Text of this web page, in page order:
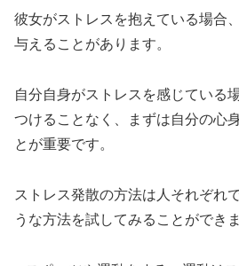
彼女がストレスを抱えている場合
与えることがあります。
自分自身がストレスを感じている
つけることなく、まずは自分の心
とが重要です。
ストレス発散の方法は人それぞれ
うな方法を試してみることができま